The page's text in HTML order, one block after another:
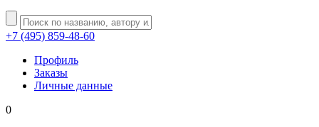
+7 (495) 859-48-60
Профиль
Заказы
Личные данные
0